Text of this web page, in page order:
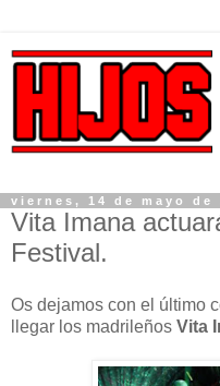
viernes, 14 de mayo de
Vita Imana
Festival.
Os dejamos con el último
llegar los madrileños Vita